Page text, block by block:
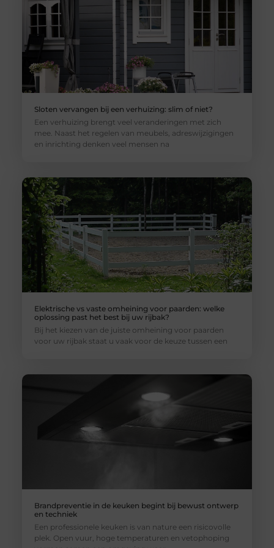
Sloten vervangen bij een verhuizing: slim of niet?
Een verhuizing brengt veel veranderingen met zich
mee. Naast het regelen van meubels, adreswijzigingen
en inrichting denken veel mensen na
Elektrische vs vaste omheining voor paarden: welke
oplossing past het best bij uw rijbak?
Bij het kiezen van de juiste omheining voor paarden
voor uw rijbak staat u vaak voor de keuze tussen een
Brandpreventie in de keuken begint bij bewust ontwerp
en techniek
Een professionele keuken is van nature een risicovolle
plek. Open vuur, hoge temperaturen en vetophoping